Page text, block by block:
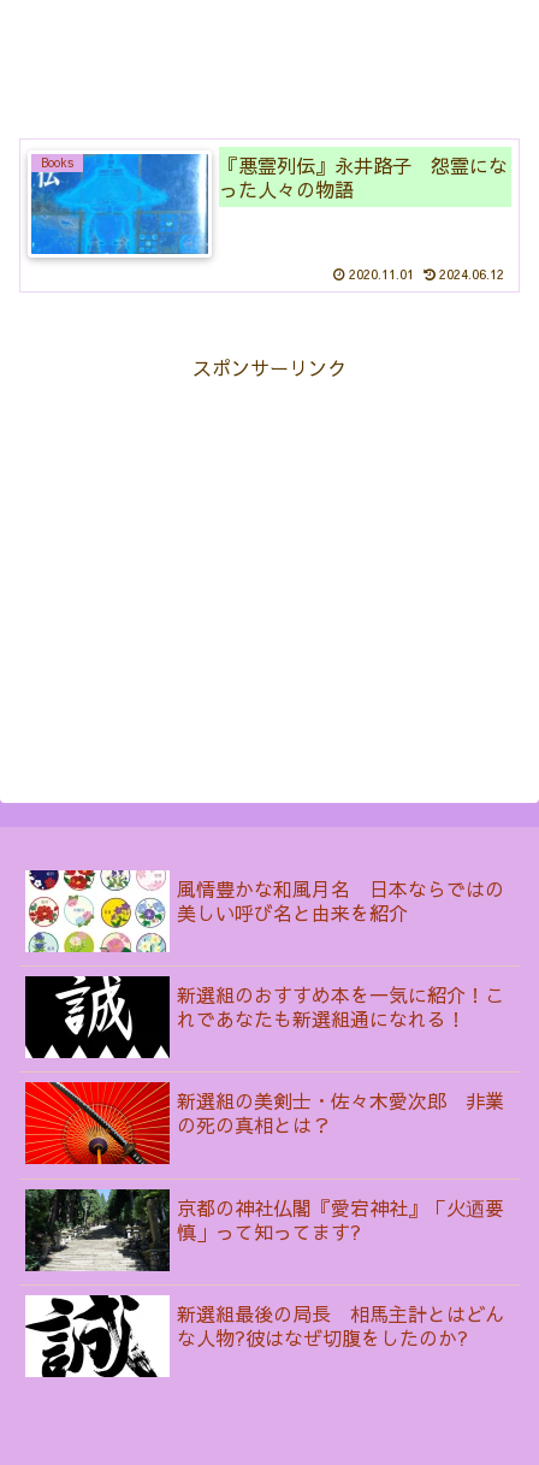
Books
『悪霊列伝』永井路子 怨霊にな
った人々の物語
2020.11.01 2024.06.12
スポンサーリンク
風情豊かな和風月名 日本ならではの
美しい呼び名と由来を紹介
新選組のおすすめ本を一気に紹介！こ
れであなたも新選組通になれる！
新選組の美剣士・佐々木愛次郎 非業
の死の真相とは？
京都の神社仏閣『愛宕神社』「火迺要
慎」って知ってます?
新選組最後の局長 相馬主計とはどん
な人物?彼はなぜ切腹をしたのか?